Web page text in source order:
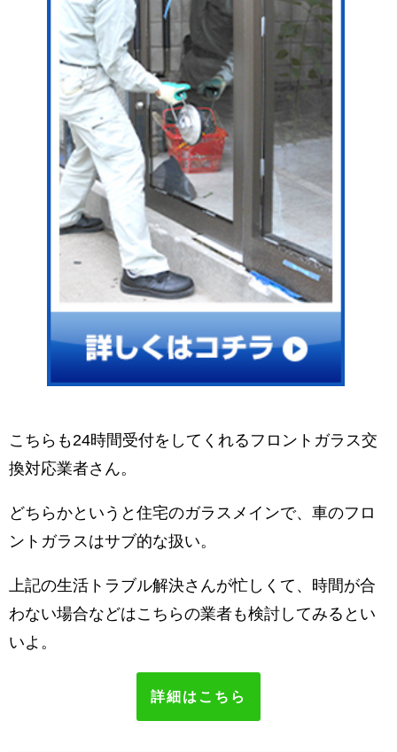
こちらも24時間受付をしてくれるフロントガラス交
換対応業者さん。
どちらかというと住宅のガラスメインで、車のフロ
ントガラスはサブ的な扱い。
上記の生活トラブル解決さんが忙しくて、時間が合
わない場合などはこちらの業者も検討してみるとい
いよ。
詳細はこちら